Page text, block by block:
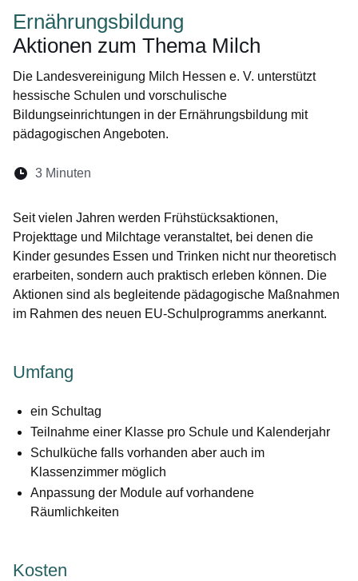
Ernährungsbildung
Aktionen zum Thema Milch
Die Landesvereinigung Milch Hessen e. V. unterstützt
hessische Schulen und vorschulische
Bildungseinrichtungen in der Ernährungsbildung mit
pädagogischen Angeboten.
Lesedauer:
3 Minuten
Seit vielen Jahren werden Frühstücksaktionen,
Projekttage und Milchtage veranstaltet, bei denen die
Kinder gesundes Essen und Trinken nicht nur theoretisch
erarbeiten, sondern auch praktisch erleben können. Die
Aktionen sind als begleitende pädagogische Maßnahmen
im Rahmen des neuen EU-Schulprogramms anerkannt.
Umfang
ein Schultag
Teilnahme einer Klasse pro Schule und Kalenderjahr
Schulküche falls vorhanden aber auch im
Klassenzimmer möglich
Anpassung der Module auf vorhandene
Räumlichkeiten
Kosten